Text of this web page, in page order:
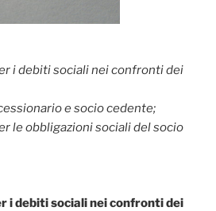
i debiti sociali nei confronti dei
e socio cedente;
le obbligazioni sociali del socio
i debiti sociali nei confronti dei